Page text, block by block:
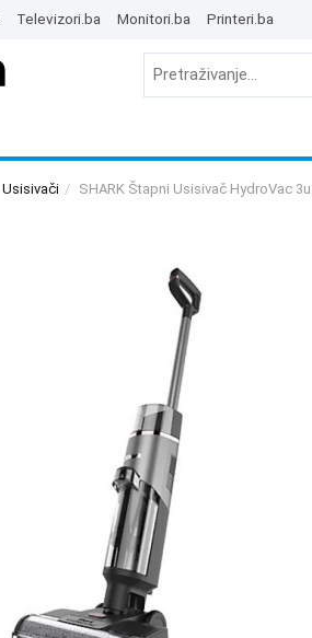
Televizori.ba Monitori.ba Printeri.ba
Usisivači SHARK Štapni Usisivač HydroVac